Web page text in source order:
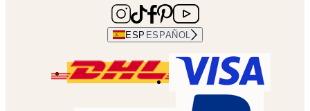
ESP ESPAÑOL